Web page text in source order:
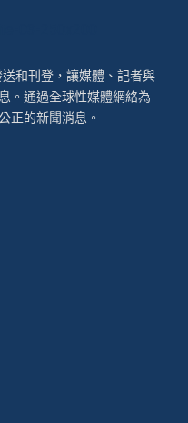
和刊登，讓媒體、記者與
。通過全球性媒體網絡為
正的新聞消息。